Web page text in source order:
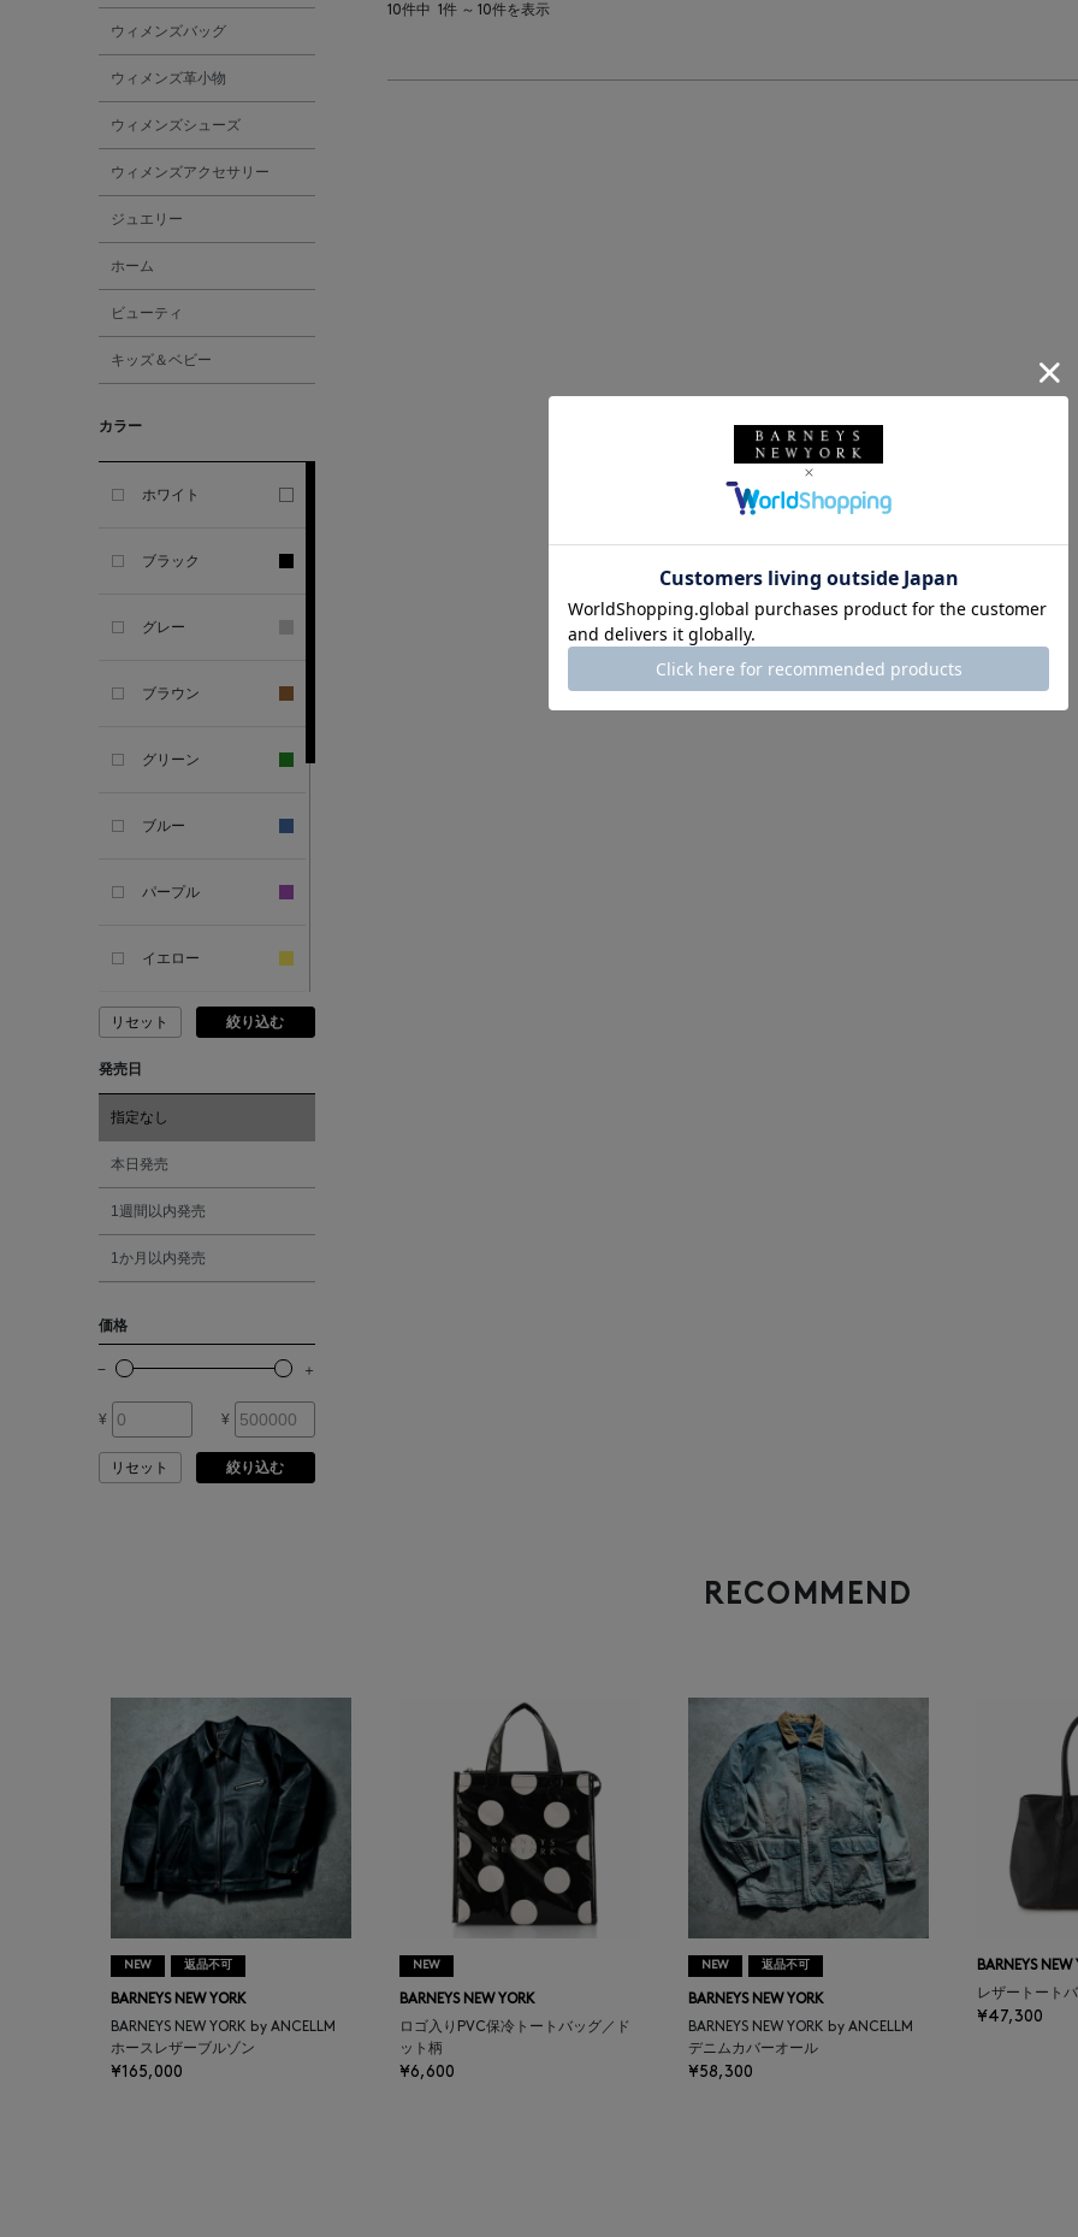
ALBERT THURSTON
ALESSANDRO
GHERARDI
ALL THE WAYS TO SAY
ALPO
AMIRI
ANCELLM
ANCIENT GREEK
ASAUCE MELER
FIRENZE
BAKUNE
BALENCIAGA
BARBA
BARNEYS NEWYORK
BEAUTY
BASERANGE
ウィメンズバッグ
ウィメンズ革小物
ウィメンズシューズ
ウィメンズアクセサリー
ジュエリー
ホーム
ビューティ
キッズ＆ベビー
カラー
ホワイト
ブラック
グレー
ブラウン
グリーン
ブルー
パープル
イエロー
ピンク
レッド
オレンジ
シルバー
リセット 絞り込む
発売日
指定なし
本日発売
1週間以内発売
1か月以内発売
価格
¥ ¥
リセット 絞り込む
10件中 1件 ～ 10件を表示
RECOMMEND
NEW 返品不可
BARNEYS NEW YORK
BARNEYS NEW YORK by ANCELLM
ホースレザーブルゾン
¥165,000
NEW
BARNEYS NEW YORK
ロゴ入りPVC保冷トートバッグ／ド
ット柄
¥6,600
NEW 返品不可
BARNEYS NEW YORK
BARNEYS NEW YORK by ANCELLM
デニムカバーオール
¥58,300
BARNEYS NEW
レザートート
¥47,300